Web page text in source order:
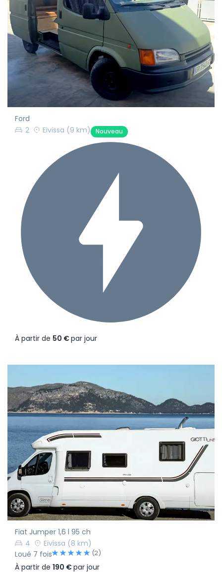
Ford
2
Eivissa (9 km) Nouveau
À partir de 50 €par jour
Fiat Jumper 1,6 l 95 ch
4
Eivissa (8 km)
Loué 7 fois
(2)
À partir de 190 €par jour